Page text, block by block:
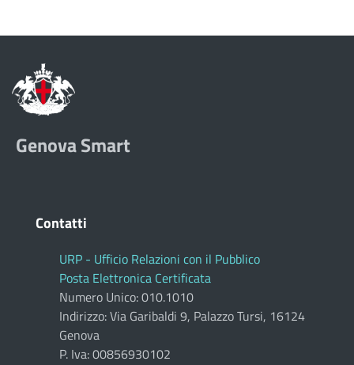
Genova Smart
Contatti
URP - Ufficio Relazioni con il Pubblico
Posta Elettronica Certificata
Numero Unico: 010.1010
Indirizzo: Via Garibaldi 9, Palazzo Tursi, 16124
Genova
P. Iva: 00856930102